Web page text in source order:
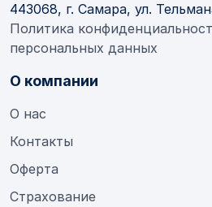
443068, г. Самара, ул.
Политика
персональных данных
О компании
О нас
Контакты
Оферта
Страхование